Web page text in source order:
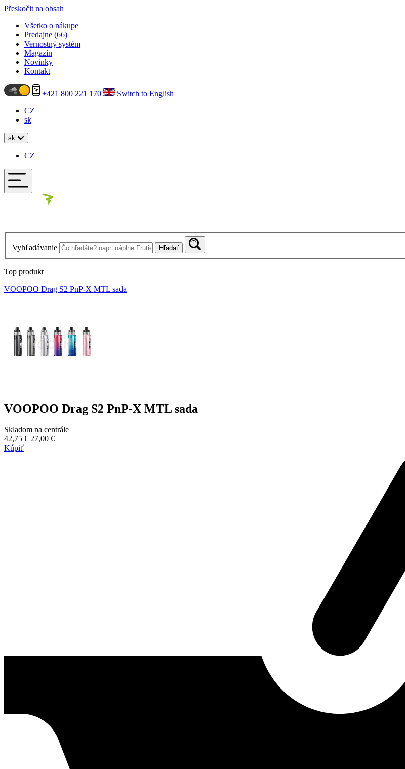
Přeskočit na obsah
Všetko o nákupe
Predajne (66)
Vernostný systém
Magazín
Novinky
Kontakt
+421 800 221 170
Switch to English
CZ
sk
sk
CZ
Vyhľadávanie Hľadať
Top produkt
VOOPOO Drag S2 PnP-X MTL sada
VOOPOO Drag S2 PnP-X MTL sada
Skladom na centrále
42,75 € 27,00 €
Kúpiť